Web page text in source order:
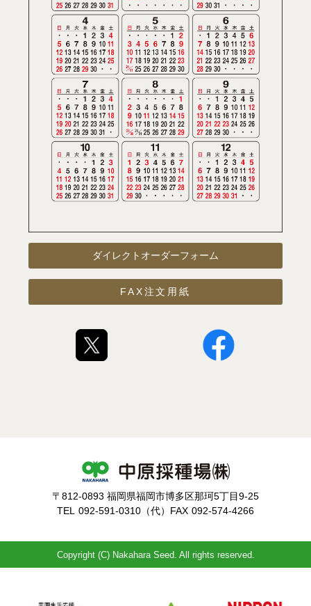
ダイレクトオーダーフォーム
FAX注文用紙
〒812-0893 福岡県福岡市博多区那珂5丁目9-25
TEL 092-591-0310（代） FAX 092-574-4266
Copyright (C) Nakahara Seed. All rights reserved.